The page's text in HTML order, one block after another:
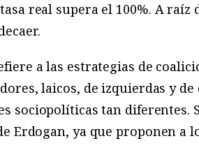
real supera el 100%. A
a las estrategias de
laicos, de izquierdas y
sociopolíticas tan diferentes.
Erdogan, ya que proponen a